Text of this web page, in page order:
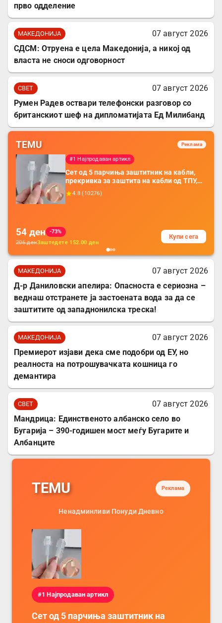
прво одделение
МАКЕДОНИЈА
07 август 2026
СДСМ: Отруена е цела Македонија, а никој од
власта не сноси одговорност
СВЕТ
07 август 2026
Румен Радев оствари телефонски разговор со
британскиот шеф на дипломатијата Ед Милибанд
TEMU Реклама
#1 Најпродаван артикл
Сет од 5 парчиња заштитник на кабли,
прекривка за заштита на кабли од ТПУ,
додатоци за заштита на кабли, без
батерија, за мобилни телефони, комплет
4.8 (10276)
54 ден
-73%
206денЗаштедете 152.00 ден
Купи сега
МАКЕДОНИЈА
07 август 2026
Д-р Даниловски апелира: Опасноста е сериозна –
веднаш отстранете ја застоената вода за да се
заштитите од западнонилска треска!
МАКЕДОНИЈА
07 август 2026
Премиерот изјави дека сме подобри од ЕУ, но
реалноста на потрошувачката кошница го
демантира
СВЕТ
07 август 2026
Мандрица: Единственото албанско село во
Бугарија – 390-годишен мост меѓу Бугарите и
Албанците
TEMU Реклама
Ненадминливи Понуди Дневно
#1 Најпродаван артикл
Сет од 5 парчиња заштитник на